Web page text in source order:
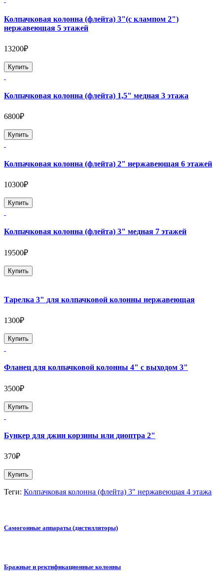
Колпачковая колонна (флейта) 3"(с клампом 2")
нержавеющая 5 этажей
13200₽
Купить
Колпачковая колонна (флейта) 1,5" медная 3 этажа
6800₽
Купить
Колпачковая колонна (флейта) 2" нержавеющая 6 этажей
10300₽
Купить
Колпачковая колонна (флейта) 3" медная 7 этажей
19500₽
Купить
Тарелка 3" для колпачковой колонны нержавеющая
1300₽
Купить
Фланец для колпачковой колонны 4" с выходом 3"
3500₽
Купить
Бункер для джин корзины или диоптра 2"
370₽
Купить
Теги: Колпачковая колонна (флейта) 3" нержавеющая 4 этажа
Самогонные аппараты (дистилляторы)
Бражные и ректификационные колонны